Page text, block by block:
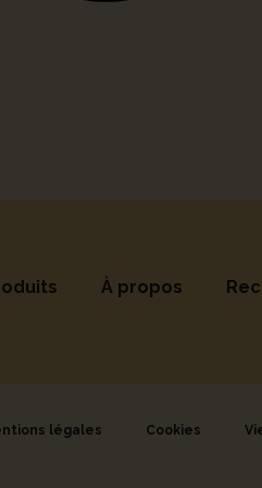
À propos
légales Cookies